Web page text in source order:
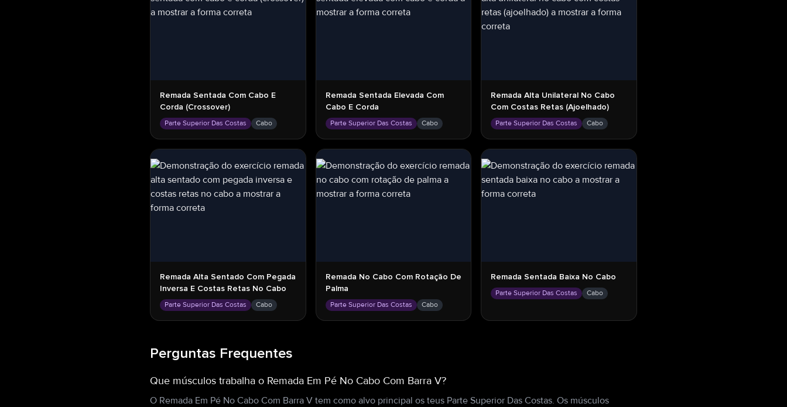
Remada Sentada Com Cabo E
Corda (crossover)
Parte Superior Das Costas Cabo
Remada Sentada Elevada Com
Cabo E Corda
Parte Superior Das Costas Cabo
Remada Alta Unilateral No Cabo
Com Costas Retas (ajoelhado)
Parte Superior Das Costas Cabo
Remada Alta Sentado Com Pegada
Inversa E Costas Retas No Cabo
Parte Superior Das Costas Cabo
Remada No Cabo Com Rotação De
Palma
Parte Superior Das Costas Cabo
Remada Sentada Baixa No Cabo
Parte Superior Das Costas Cabo
Perguntas Frequentes
Que músculos trabalha o Remada Em Pé No Cabo Com Barra V?
O Remada Em Pé No Cabo Com Barra V tem como alvo principal os teus Parte Superior Das Costas. Os músculos